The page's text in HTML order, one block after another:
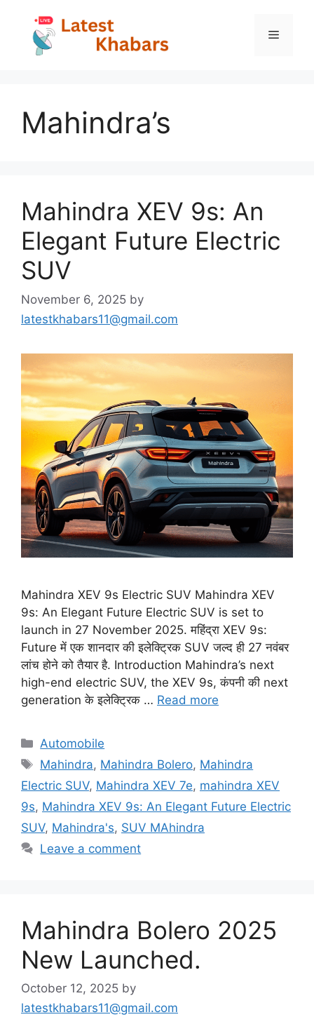
content
Menu
Mahindra’s
Mahindra XEV 9s: An
Elegant Future Electric
SUV
November 6, 2025 by
latestkhabars11@gmail.com
Mahindra XEV 9s Electric SUV Mahindra XEV
9s: An Elegant Future Electric SUV is set to
launch in 27 November 2025. महिंद्रा XEV 9s:
Future में एक शानदार की इलेक्ट्रिक SUV जल्द ही 27 नवंबर
लांच होने को तैयार है. Introduction Mahindra’s next
high-end electric SUV, the XEV 9s, कंपनी की next
generation के इलेक्ट्रिक … Read more
Categories
Automobile
Tags
Mahindra, Mahindra Bolero, Mahindra
Electric SUV, Mahindra XEV 7e, mahindra XEV
9s, Mahindra XEV 9s: An Elegant Future Electric
SUV, Mahindra's, SUV MAhindra
Leave a comment
Mahindra Bolero 2025
New Launched.
October 12, 2025 by
latestkhabars11@gmail.com